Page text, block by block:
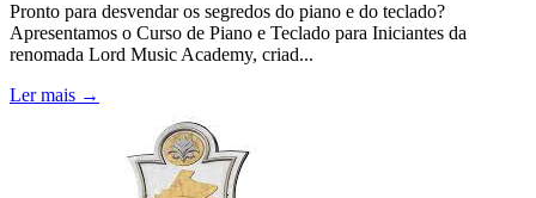
Pronto para desvendar os segredos do piano e do teclado?
Apresentamos o Curso de Piano e Teclado para Iniciantes da
renomada Lord Music Academy, criad...
Ler mais →